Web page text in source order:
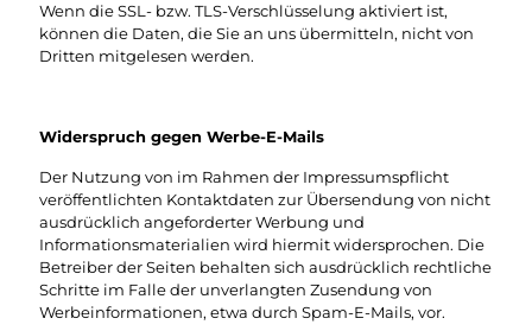
Wenn die SSL- bzw. TLS-Verschlüsselung aktiviert ist,
können die Daten, die Sie an uns übermitteln, nicht von
Dritten mitgelesen werden.
Widerspruch gegen Werbe-E-Mails
Der Nutzung von im Rahmen der Impressumspflicht
veröffentlichten Kontaktdaten zur Übersendung von nicht
ausdrücklich angeforderter Werbung und
Informationsmaterialien wird hiermit widersprochen. Die
Betreiber der Seiten behalten sich ausdrücklich rechtliche
Schritte im Falle der unverlangten Zusendung von
Werbeinformationen, etwa durch Spam-E-Mails, vor.